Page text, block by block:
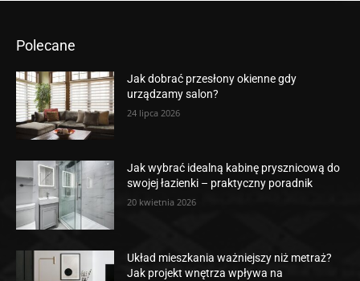
Polecane
Jak dobrać przesłony okienne gdy
urządzamy salon?
24 lipca 2026
Jak wybrać idealną kabinę prysznicową do
swojej łazienki – praktyczny poradnik
20 kwietnia 2026
Układ mieszkania ważniejszy niż metraż?
Jak projekt wnętrza wpływa na